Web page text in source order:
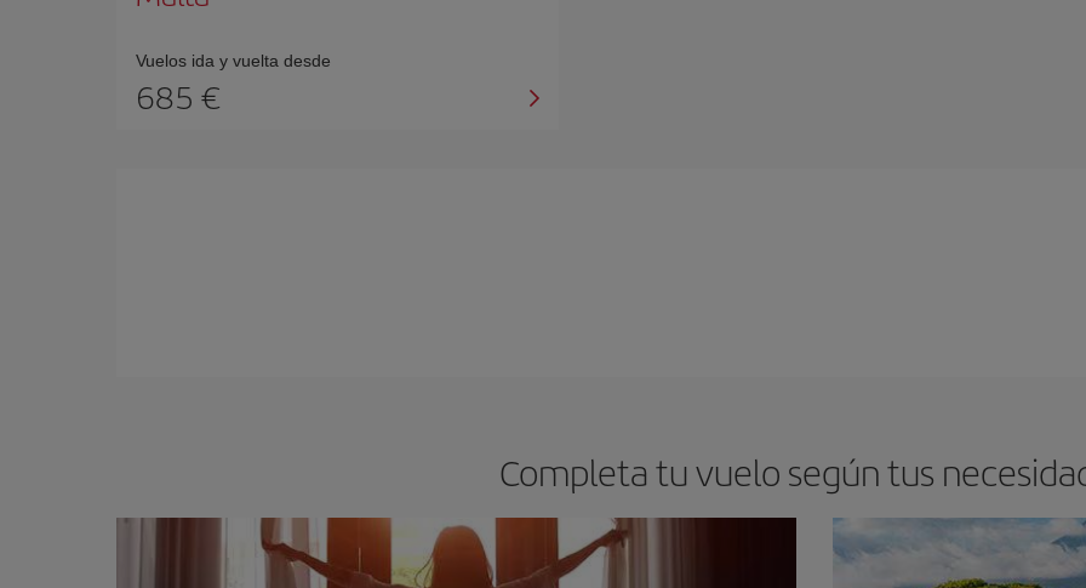
Vuelos ida y vuelta desde
685
Completa tu vuelo según tus